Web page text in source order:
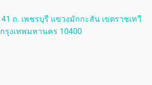
41 ถ. เพชรบุรี แขวงมักกะสัน เขตราชเทวี
กรุงเทพมหานคร 10400